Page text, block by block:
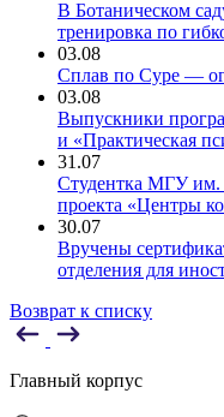
В Ботаническом
тренировка по
03.08
Сплав по Суре —
03.08
Выпускники
и «Практическая
31.07
Студентка МГУ им.
проекта «Центры
30.07
Вручены
отделения для
Возврат к списку
Главный корпус